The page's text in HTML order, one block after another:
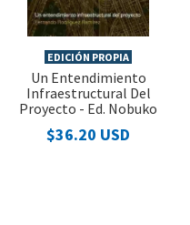
EDICIÓN PROPIA
Un Entendimiento
Infraestructural Del
Proyecto - Ed. Nobuko
$36.20 USD